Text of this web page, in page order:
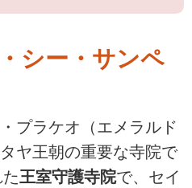
シー・サンペ
プラケオ（エメラルド
ヤ王朝の重要な寺院で
王室守護寺院で、セイ